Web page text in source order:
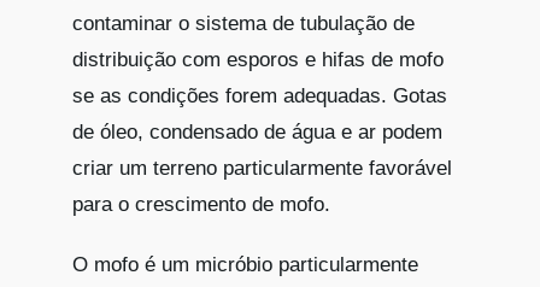
contaminar o sistema de tubulação de
distribuição com esporos e hifas de mofo
se as condições forem adequadas. Gotas
de óleo, condensado de água e ar podem
criar um terreno particularmente favorável
para o crescimento de mofo.
O mofo é um micróbio particularmente